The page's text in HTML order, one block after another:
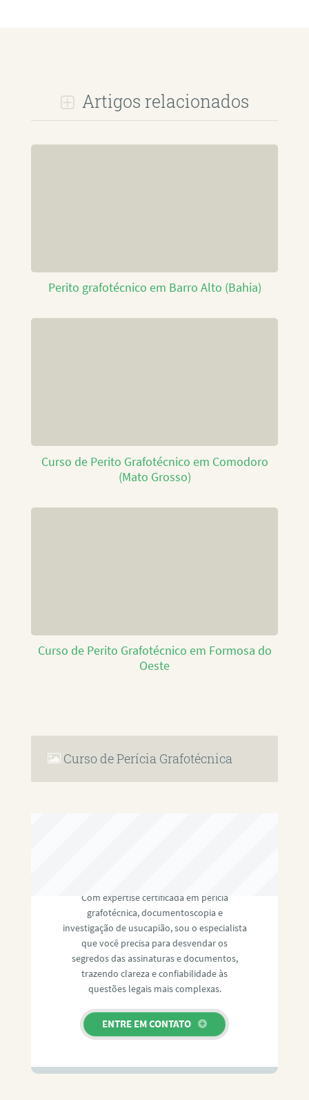
Artigos relacionados
Perito grafotécnico em Barro Alto (Bahia)
Curso de Perito Grafotécnico em Comodoro
(Mato Grosso)
Curso de Perito Grafotécnico em Formosa do
Oeste
Curso de Perícia Grafotécnica
Com expertise certificada em perícia
grafotécnica, documentoscopia e
investigação de usucapião, sou o especialista
que você precisa para desvendar os
segredos das assinaturas e documentos,
trazendo clareza e confiabilidade às
questões legais mais complexas.
ENTRE EM CONTATO